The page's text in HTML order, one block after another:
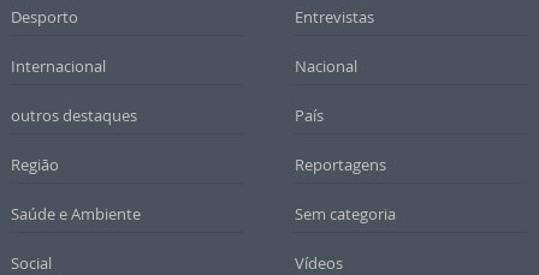
Desporto Entrevistas
Internacional Nacional
outros destaques País
Região Reportagens
Saúde e Ambiente Sem categoria
Social Vídeos